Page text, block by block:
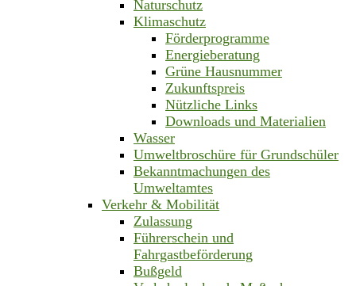
Naturschutz
Klimaschutz
Förderprogramme
Energieberatung
Grüne Hausnummer
Zukunftspreis
Nützliche Links
Downloads und Materialien
Wasser
Umweltbroschüre für Grundschüler
Bekanntmachungen des
Umweltamtes
Verkehr & Mobilität
Zulassung
Führerschein und
Fahrgastbeförderung
Bußgeld